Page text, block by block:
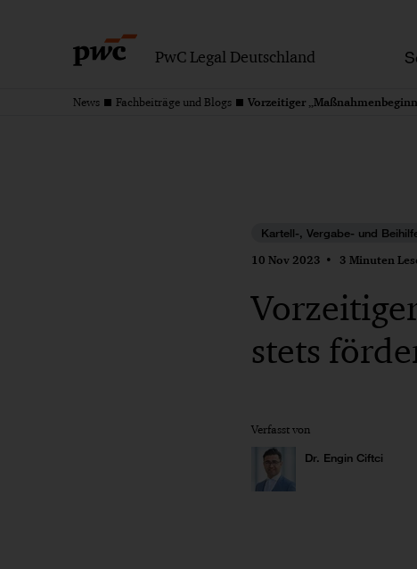
PwC Legal Deutschland
News Fachbeiträge und Blogs Vorzeitiger
Kartell-, Vergabe- und
10 Nov 2023 3 Minuten
stets
Verfasst von
Dr. Engin Ciftci